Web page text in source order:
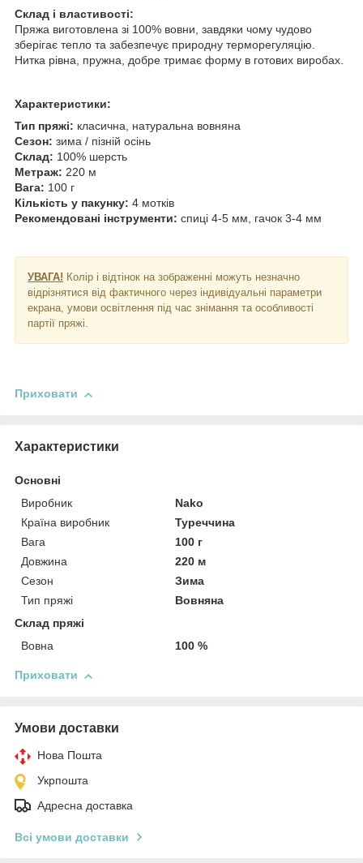
Склад і властивості:
Пряжа виготовлена зі 100% вовни, завдяки чому чудово
зберігає тепло та забезпечує природну терморегуляцію.
Нитка рівна, пружна, добре тримає форму в готових виробах.
Характеристики:
Тип пряжі: класична, натуральна вовняна
Сезон: зима / пізній осінь
Склад: 100% шерсть
Метраж: 220 м
Вага: 100 г
Кількість у пакунку: 4 мотків
Рекомендовані інструменти: спиці 4-5 мм, гачок 3-4 мм
УВАГА! Колір і відтінок на зображенні можуть незначно
відрізнятися від фактичного через індивідуальні параметри
екрана, умови освітлення під час знімання та особливості
партії пряжі.
Приховати
Характеристики
Основні
Виробник
Nako
Країна виробник
Туреччина
Вага
100 г
Довжина
220 м
Сезон
Зима
Тип пряжі
Вовняна
Склад пряжі
Вовна
100 %
Приховати
Умови доставки
Нова Пошта
Укрпошта
Адресна доставка
Всі умови доставки